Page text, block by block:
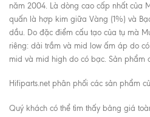
năm 2004. Là dòng cao cấp nhất của
quấn là hợp kim giữa Vàng (1%) và
dầu. Do đặc điểm cấu tạo của tụ mà
riêng: dải trầm và mid low ấm áp do
mid và mid high do có bạc. Sản phẩm
Hifiparts.net phân phối các sản phẩm
Quý khách có thể tìm thấy bảng giá